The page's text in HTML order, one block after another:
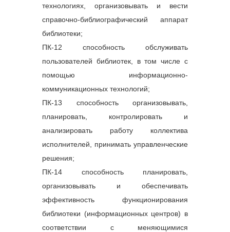
№ Наименование модуля
Модуль 1. Трудовое
нормативные правовые
управления персоналом
Модуль 2. Основы общей
психологии
психодиагностики
технологиях, организовывать и вести
справочно-библиографический аппарат
библиотеки;
ПК-12 способность обслуживать
пользователей библиотек, в том числе с
помощью информационно-
коммуникационных технологий;
ПК-13 способность организовывать,
планировать, контролировать и
анализировать работу коллектива
исполнителей, принимать управленческие
решения;
ПК-14 способность планировать,
организовывать и обеспечивать
эффективность функционирования
библиотеки (информационных центров) в
соответствии с меняющимися